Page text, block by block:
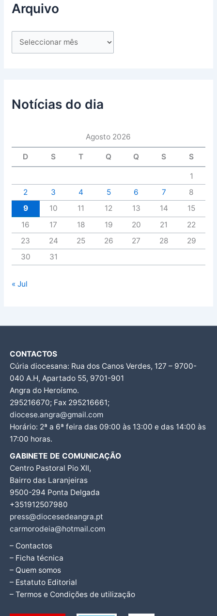
Arquivo
Notícias do dia
Agosto 2026
D S T Q Q S S
1
2
3 4 5 6 7
8
9
10 11 12 13 14
15
16
17 18 19 20 21
22
23
24 25 26 27 28
29
30
31
« Jul
CONTACTOS
Cúria diocesana: Rua dos Canos Verdes, 127 – 9700-
040 A.H, Apartado 55, 9701-901
Angra do Heroísmo.
295216670; Fax 295216661;
diocese.angra@gmail.com
Horário: 2ª a 6ª feira das 09:00 às 13:00 e das 14:00 às
17:00 horas.
GABINETE DE COMUNICAÇÃO
Centro Pastoral Pio XII,
Bairro das Laranjeiras
9500-294 Ponta Delgada
+351912507980
press@diocesedeangra.pt
carmorodeia@hotmail.com
– Contactos
– Ficha técnica
– Quem somos
– Estatuto Editorial
– Termos e Condições de utilização